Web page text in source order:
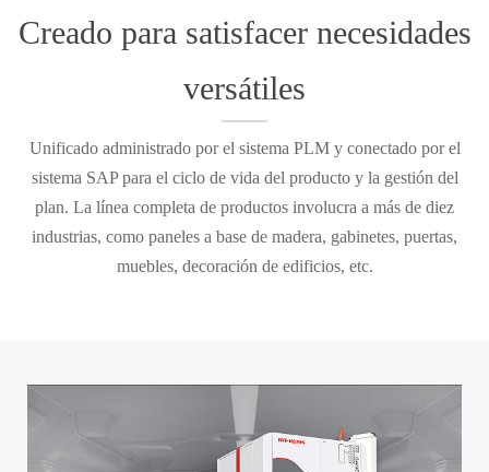
Creado para satisfacer necesidades
versátiles
Unificado administrado por el sistema PLM y conectado por el
sistema SAP para el ciclo de vida del producto y la gestión del
plan. La línea completa de productos involucra a más de diez
industrias, como paneles a base de madera, gabinetes, puertas,
muebles, decoración de edificios, etc.